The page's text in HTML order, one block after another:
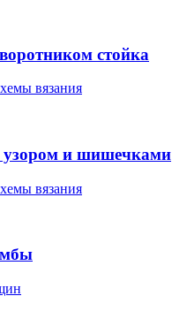
стойка
вязания
узором и шишечками
вязания